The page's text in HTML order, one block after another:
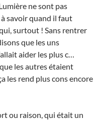
ne sont pas
savoir quand il faut
surtout ! Sans rentrer
que les uns
aider les plus c…
les autres étaient
les rend plus cons encore
ou raison, qui était un